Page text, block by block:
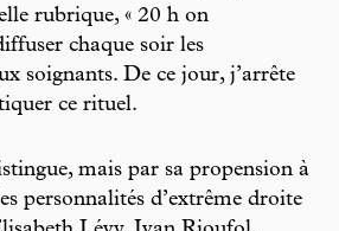
rubrique, « 20 h on
chaque soir les
soignants. De ce jour, j’arrête
ce rituel.
mais par sa propension à
personnalités d’extrême droite